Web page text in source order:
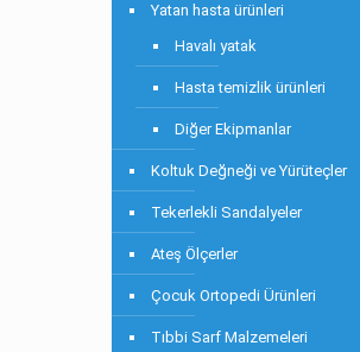
Yatan hasta ürünleri
Havalı yatak
Hasta temizlik ürünleri
Diğer Ekipmanlar
Koltuk Değneği ve Yürüteçler
Tekerlekli Sandalyeler
Ateş Ölçerler
Çocuk Ortopedi Ürünleri
Tıbbi Sarf Malzemeleri